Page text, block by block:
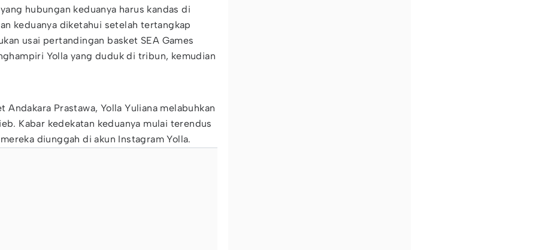
hubungan keduanya harus kandas di
keduanya diketahui setelah tertangkap
usai pertandingan basket SEA Games
Yolla yang duduk di tribun, kemudian
Andakara Prastawa, Yolla Yuliana melabuhkan
Kabar kedekatan keduanya mulai terendus
diunggah di akun Instagram Yolla.